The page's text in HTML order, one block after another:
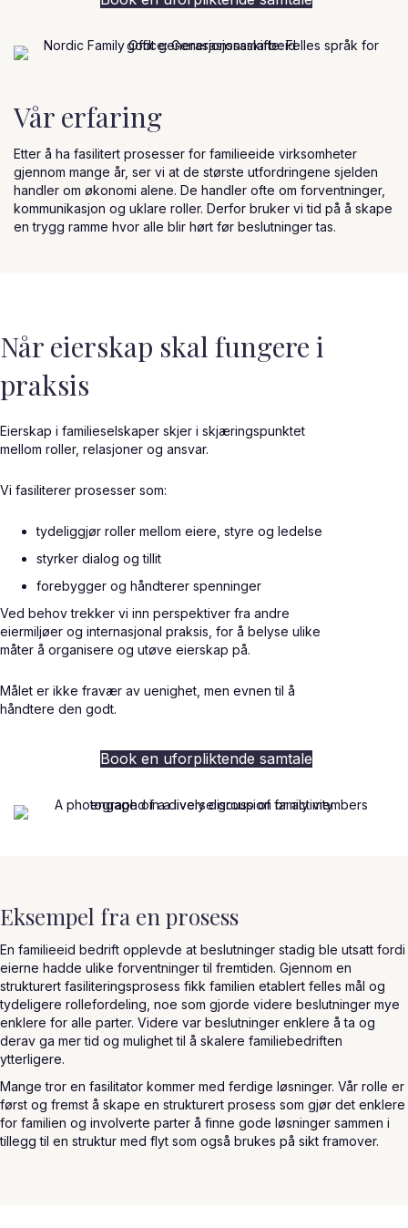
Vår erfaring
Etter å ha fasilitert prosesser for familieeide virksomheter
gjennom mange år, ser vi at de største utfordringene sjelden
handler om økonomi alene. De handler ofte om forventninger,
kommunikasjon og uklare roller. Derfor bruker vi tid på å skape
en trygg ramme hvor alle blir hørt før beslutninger tas.
Når eierskap skal fungere i
praksis
Eierskap i familieselskaper skjer i skjæringspunktet
mellom roller, relasjoner og ansvar.
Vi fasiliterer prosesser som:
tydeliggjør roller mellom eiere, styre og ledelse
styrker dialog og tillit
forebygger og håndterer spenninger
Ved behov trekker vi inn perspektiver fra andre
eiermiljøer og internasjonal praksis, for å belyse ulike
måter å organisere og utøve eierskap på.
Målet er ikke fravær av uenighet, men evnen til å
håndtere den godt.
Book en uforpliktende samtale
Eksempel fra en prosess
En familieeid bedrift opplevde at beslutninger stadig ble utsatt fordi
eierne hadde ulike forventninger til fremtiden. Gjennom en
strukturert fasiliteringsprosess fikk familien etablert felles mål og
tydeligere rollefordeling, noe som gjorde videre beslutninger mye
enklere for alle parter. Videre var beslutninger enklere å ta og
derav ga mer tid og mulighet til å skalere familiebedriften
ytterligere.
Mange tror en fasilitator kommer med ferdige løsninger. Vår rolle er
først og fremst å skape en strukturert prosess som gjør det enklere
for familien og involverte parter å finne gode løsninger sammen i
tillegg til en struktur med flyt som også brukes på sikt framover.